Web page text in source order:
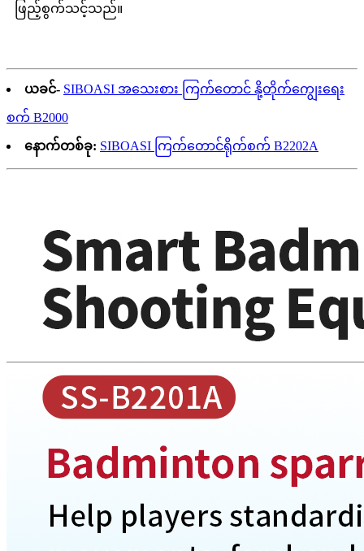
ဖြည့်စွက်သင့်သည်။
ယခင်- SIBOASI အသေးစား ကြက်တောင် နို့တိုက်ကျွေးရေး
စက် B2000
နောက်တစ်ခု: SIBOASI ကြက်တောင်ရိုက်စက် B2202A